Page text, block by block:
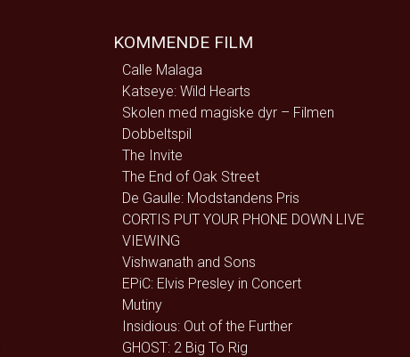
KOMMENDE FILM
Calle Malaga
Katseye: Wild Hearts
Skolen med magiske dyr – Filmen
Dobbeltspil
The Invite
The End of Oak Street
De Gaulle: Modstandens Pris
CORTIS PUT YOUR PHONE DOWN LIVE
VIEWING
Vishwanath and Sons
EPiC: Elvis Presley in Concert
Mutiny
Insidious: Out of the Further
GHOST: 2 Big To Rig